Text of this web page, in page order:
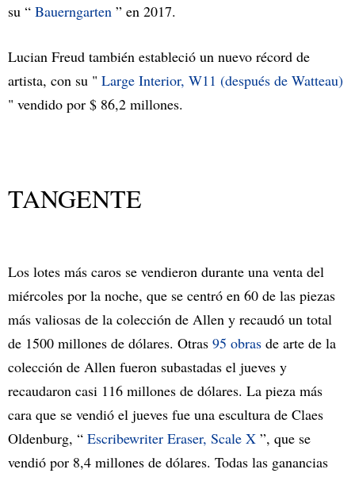
su “ Bauerngarten ” en 2017.
Lucian Freud también estableció un nuevo récord de
artista, con su " Large Interior, W11 (después de Watteau)
" vendido por $ 86,2 millones.
TANGENTE
Los lotes más caros se vendieron durante una venta del
miércoles por la noche, que se centró en 60 de las piezas
más valiosas de la colección de Allen y recaudó un total
de 1500 millones de dólares. Otras 95 obras de arte de la
colección de Allen fueron subastadas el jueves y
recaudaron casi 116 millones de dólares. La pieza más
cara que se vendió el jueves fue una escultura de Claes
Oldenburg, “ Escribewriter Eraser, Scale X ”, que se
vendió por 8,4 millones de dólares. Todas las ganancias